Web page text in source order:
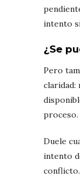
intento
¿Se
Pero
claridad:
proceso.
Duele
intento